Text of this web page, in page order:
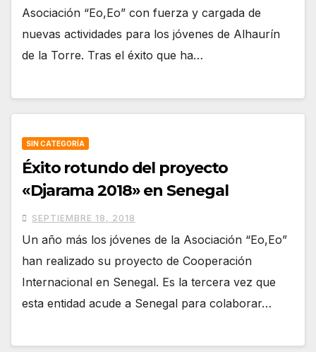
Asociación “Eo,Eo” con fuerza y cargada de
nuevas actividades para los jóvenes de Alhaurín
de la Torre. Tras el éxito que ha…
SIN CATEGORÍA
Éxito rotundo del proyecto
«Djarama 2018» en Senegal
SEPTIEMBRE 18, 2018
Un año más los jóvenes de la Asociación “Eo,Eo”
han realizado su proyecto de Cooperación
Internacional en Senegal. Es la tercera vez que
esta entidad acude a Senegal para colaborar…